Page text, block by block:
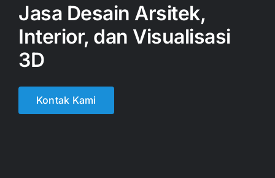
Jasa Desain Arsitek,
Interior, dan Visualisasi
3D
Kontak Kami